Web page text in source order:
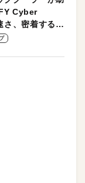
Cyber
、密着する冷
性がグッド！